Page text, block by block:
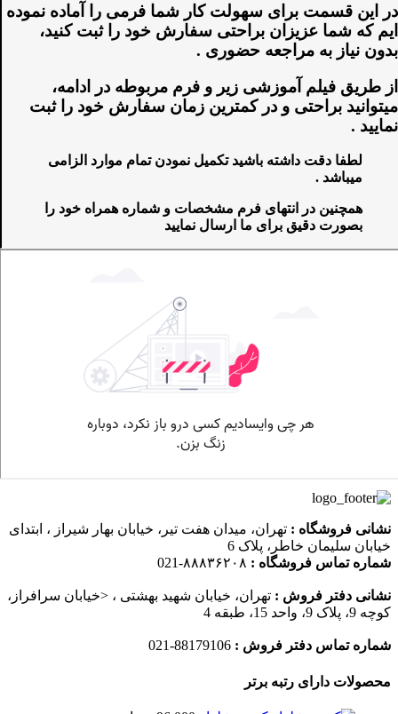
در این قسمت برای سهولت کار شما فرمی را آماده نموده
ایم که شما عزیزان براحتی سفارش خود را ثبت کنید،
بدون نیاز به مراجعه حضوری .
از طریق فیلم آموزشی زیر و فرم مربوطه در ادامه،
میتوانید براحتی و در کمترین زمان سفارش خود را ثبت
نمایید .
لطفا دقت داشته باشید تکمیل نمودن تمام موارد الزامی
میباشد .
همچنین در انتهای فرم مشخصات و شماره همراه خود را
بصورت دقیق برای ما ارسال نمایید
نشانی فروشگاه : تهران، میدان هفت تیر، خیابان بهار شیراز ، ابتدای
خیابان سلیمان خاطر، پلاک 6
شماره تماس فروشگاه :
نشانی دفتر فروش : تهران، خیابان شهید بهشتی ، <خیابان سرافراز،
کوچه 9، پلاک 9، واحد 15، طبقه 4
شماره تماس دفتر فروش :
محصولات دارای رتبه برتر